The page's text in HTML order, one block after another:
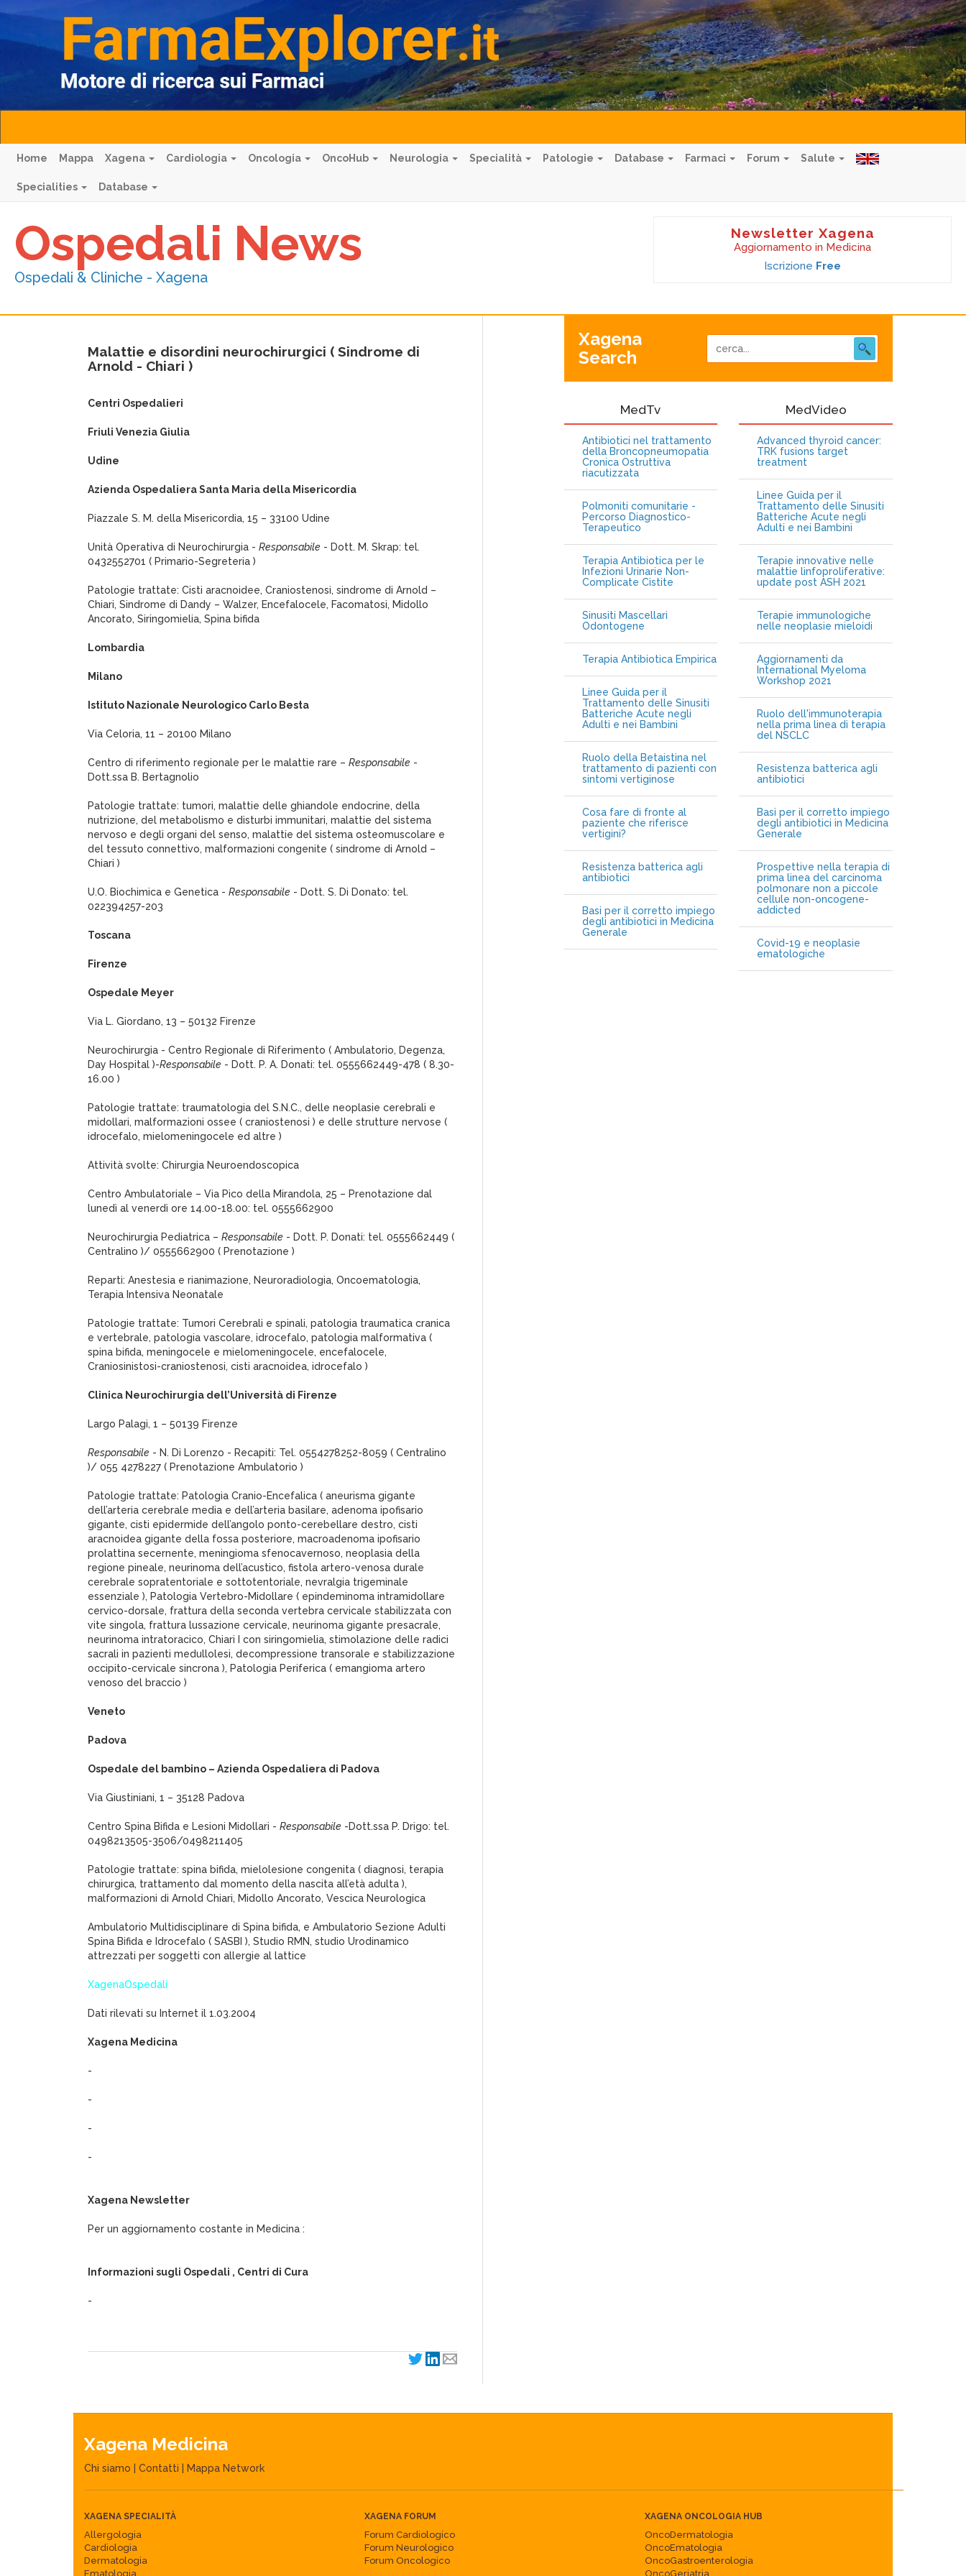
Home Mappa Xagena Cardiologia Oncologia OncoHub Neurologia Specialità Patologie Database Farmaci Forum Salute
Specialities Database
Ospedali News
Ospedali & Cliniche - Xagena
Newsletter Xagena
Aggiornamento in Medicina
Iscrizione Free
Malattie e disordini neurochirurgici ( Sindrome di
Arnold - Chiari )
Centri Ospedalieri
Friuli Venezia Giulia
Udine
Azienda Ospedaliera Santa Maria della Misericordia
Piazzale S. M. della Misericordia, 15 – 33100 Udine
Unità Operativa di Neurochirurgia - Responsabile - Dott. M. Skrap: tel.
0432552701 ( Primario-Segreteria )
Patologie trattate: Cisti aracnoidee, Craniostenosi, sindrome di Arnold –
Chiari, Sindrome di Dandy – Walzer, Encefalocele, Facomatosi, Midollo
Ancorato, Siringomielia, Spina bifida
Lombardia
Milano
Istituto Nazionale Neurologico Carlo Besta
Via Celoria, 11 – 20100 Milano
Centro di riferimento regionale per le malattie rare – Responsabile -
Dott.ssa B. Bertagnolio
Patologie trattate: tumori, malattie delle ghiandole endocrine, della
nutrizione, del metabolismo e disturbi immunitari, malattie del sistema
nervoso e degli organi del senso, malattie del sistema osteomuscolare e
del tessuto connettivo, malformazioni congenite ( sindrome di Arnold –
Chiari )
U.O. Biochimica e Genetica - Responsabile - Dott. S. Di Donato: tel.
022394257-203
Toscana
Firenze
Ospedale Meyer
Via L. Giordano, 13 – 50132 Firenze
Neurochirurgia - Centro Regionale di Riferimento ( Ambulatorio, Degenza,
Day Hospital )-Responsabile - Dott. P. A. Donati: tel. 0555662449-478 ( 8.30-
16.00 )
Patologie trattate: traumatologia del S.N.C., delle neoplasie cerebrali e
midollari, malformazioni ossee ( craniostenosi ) e delle strutture nervose (
idrocefalo, mielomeningocele ed altre )
Attività svolte: Chirurgia Neuroendoscopica
Centro Ambulatoriale – Via Pico della Mirandola, 25 – Prenotazione dal
lunedì al venerdì ore 14.00-18.00: tel. 0555662900
Neurochirurgia Pediatrica – Responsabile - Dott. P. Donati: tel. 0555662449 (
Centralino )/ 0555662900 ( Prenotazione )
Reparti: Anestesia e rianimazione, Neuroradiologia, Oncoematologia,
Terapia Intensiva Neonatale
Patologie trattate: Tumori Cerebrali e spinali, patologia traumatica cranica
e vertebrale, patologia vascolare, idrocefalo, patologia malformativa (
spina bifida, meningocele e mielomeningocele, encefalocele,
Craniosinistosi-craniostenosi, cisti aracnoidea, idrocefalo )
Clinica Neurochirurgia dell’Università di Firenze
Largo Palagi, 1 – 50139 Firenze
Responsabile - N. Di Lorenzo - Recapiti: Tel. 0554278252-8059 ( Centralino
)/ 055 4278227 ( Prenotazione Ambulatorio )
Patologie trattate: Patologia Cranio-Encefalica ( aneurisma gigante
dell’arteria cerebrale media e dell’arteria basilare, adenoma ipofisario
gigante, cisti epidermide dell’angolo ponto-cerebellare destro, cisti
aracnoidea gigante della fossa posteriore, macroadenoma ipofisario
prolattina secernente, meningioma sfenocavernoso, neoplasia della
regione pineale, neurinoma dell’acustico, fistola artero-venosa durale
cerebrale sopratentoriale e sottotentoriale, nevralgia trigeminale
essenziale ), Patologia Vertebro-Midollare ( epindeminoma intramidollare
cervico-dorsale, frattura della seconda vertebra cervicale stabilizzata con
vite singola, frattura lussazione cervicale, neurinoma gigante presacrale,
neurinoma intratoracico, Chiari I con siringomielia, stimolazione delle radici
sacrali in pazienti medullolesi, decompressione transorale e stabilizzazione
occipito-cervicale sincrona ), Patologia Periferica ( emangioma artero
venoso del braccio )
Veneto
Padova
Ospedale del bambino – Azienda Ospedaliera di Padova
Via Giustiniani, 1 – 35128 Padova
Centro Spina Bifida e Lesioni Midollari - Responsabile -Dott.ssa P. Drigo: tel.
0498213505-3506/0498211405
Patologie trattate: spina bifida, mielolesione congenita ( diagnosi, terapia
chirurgica, trattamento dal momento della nascita all’età adulta ),
malformazioni di Arnold Chiari, Midollo Ancorato, Vescica Neurologica
Ambulatorio Multidisciplinare di Spina bifida, e Ambulatorio Sezione Adulti
Spina Bifida e Idrocefalo ( SASBI ), Studio RMN, studio Urodinamico
attrezzati per soggetti con allergie al lattice
XagenaOspedali
Dati rilevati su Internet il 1.03.2004
Xagena Medicina
-
-
-
-
Xagena Newsletter
Per un aggiornamento costante in Medicina :
Informazioni sugli Ospedali , Centri di Cura
-
Xagena
Search
MedTv
Antibiotici nel trattamento
della Broncopneumopatia
Cronica Ostruttiva
riacutizzata
Polmoniti comunitarie -
Percorso Diagnostico-
Terapeutico
Terapia Antibiotica per le
Infezioni Urinarie Non-
Complicate Cistite
Sinusiti Mascellari
Odontogene
Terapia Antibiotica Empirica
Linee Guida per il
Trattamento delle Sinusiti
Batteriche Acute negli
Adulti e nei Bambini
Ruolo della Betaistina nel
trattamento di pazienti con
sintomi vertiginose
Cosa fare di fronte al
paziente che riferisce
vertigini?
Resistenza batterica agli
antibiotici
Basi per il corretto impiego
degli antibiotici in Medicina
Generale
MedVideo
Advanced thyroid cancer:
TRK fusions target
treatment
Linee Guida per il
Trattamento delle Sinusiti
Batteriche Acute negli
Adulti e nei Bambini
Terapie innovative nelle
malattie linfoproliferative:
update post ASH 2021
Terapie immunologiche
nelle neoplasie mieloidi
Aggiornamenti da
International Myeloma
Workshop 2021
Ruolo dell'immunoterapia
nella prima linea di terapia
del NSCLC
Resistenza batterica agli
antibiotici
Basi per il corretto impiego
degli antibiotici in Medicina
Generale
Prospettive nella terapia di
prima linea del carcinoma
polmonare non a piccole
cellule non-oncogene-
addicted
Covid-19 e neoplasie
ematologiche
Xagena Medicina
Chi siamo Contatti Mappa Network
XAGENA SPECIALITÀ
Allergologia
Cardiologia
Dermatologia
Ematologia
XAGENA FORUM
Forum Cardiologico
Forum Neurologico
Forum Oncologico
XAGENA ONCOLOGIA HUB
OncoDermatologia
OncoEmatologia
OncoGastroenterologia
OncoGeriatria